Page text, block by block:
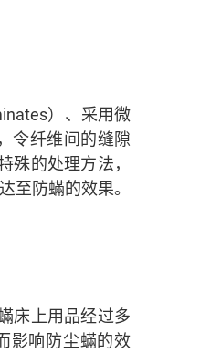
）、采用微
令纤维间的缝隙
的处理方法，
至防蟎的效果。
床上用品经过多
影响防尘蟎的效